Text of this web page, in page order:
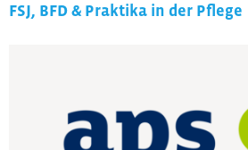
FSJ, BFD & Praktika in der Pflege